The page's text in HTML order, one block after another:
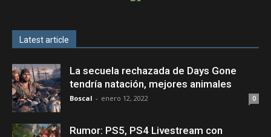
Latest article
La secuela rechazada de Days Gone
tendría natación, mejores animales
Boscal - enero 12, 2022 0
Rumor: PS5, PS4 Livestream con